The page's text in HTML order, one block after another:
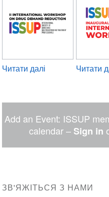
Читати далі Читати
Add an Event: ISSUP
calendar – Sign in
ЗВ'ЯЖІТЬСЯ З НАМИ